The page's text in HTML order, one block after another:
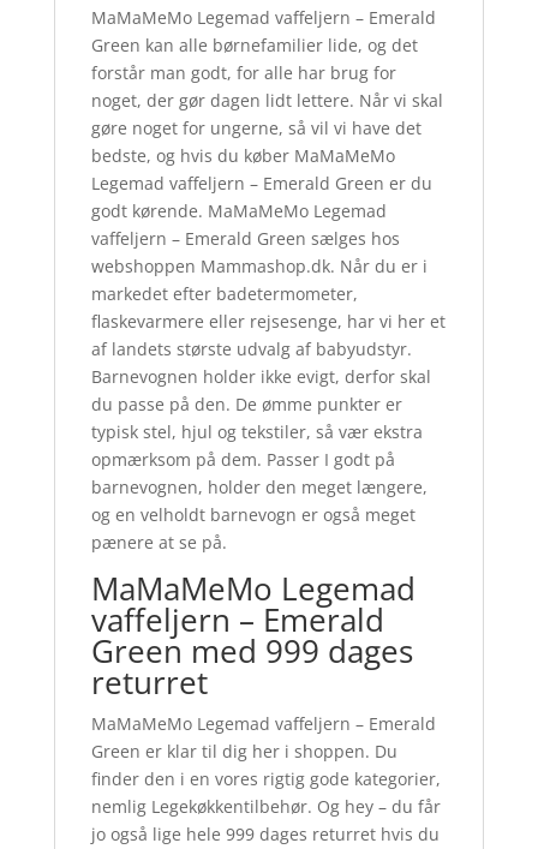
MaMaMeMo Legemad vaffeljern – Emerald
Green kan alle børnefamilier lide, og det
forstår man godt, for alle har brug for
noget, der gør dagen lidt lettere. Når vi skal
gøre noget for ungerne, så vil vi have det
bedste, og hvis du køber MaMaMeMo
Legemad vaffeljern – Emerald Green er du
godt kørende. MaMaMeMo Legemad
vaffeljern – Emerald Green sælges hos
webshoppen Mammashop.dk. Når du er i
markedet efter badetermometer,
flaskevarmere eller rejsesenge, har vi her et
af landets største udvalg af babyudstyr.
Barnevognen holder ikke evigt, derfor skal
du passe på den. De ømme punkter er
typisk stel, hjul og tekstiler, så vær ekstra
opmærksom på dem. Passer I godt på
barnevognen, holder den meget længere,
og en velholdt barnevogn er også meget
pænere at se på.
MaMaMeMo Legemad
vaffeljern – Emerald
Green med 999 dages
returret
MaMaMeMo Legemad vaffeljern – Emerald
Green er klar til dig her i shoppen. Du
finder den i en vores rigtig gode kategorier,
nemlig Legekøkkentilbehør. Og hey – du får
jo også lige hele 999 dages returret hvis du